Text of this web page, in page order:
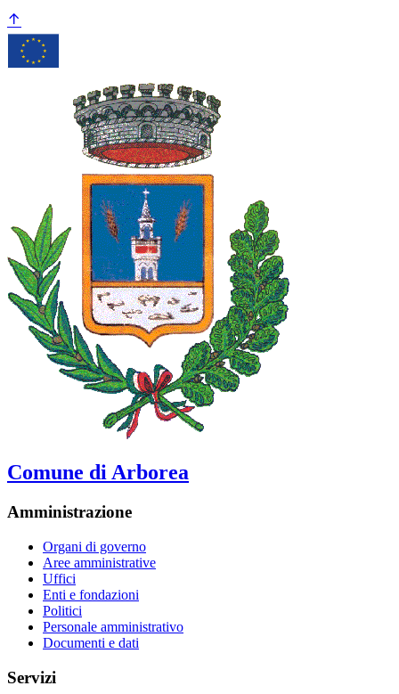
Comune di Arborea
Amministrazione
Organi di governo
Aree amministrative
Uffici
Enti e fondazioni
Politici
Personale amministrativo
Documenti e dati
Servizi